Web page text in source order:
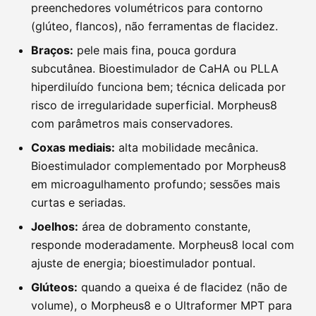
preenchedores volumétricos para contorno
(glúteo, flancos), não ferramentas de flacidez.
Braços: pele mais fina, pouca gordura
subcutânea. Bioestimulador de CaHA ou PLLA
hiperdiluído funciona bem; técnica delicada por
risco de irregularidade superficial. Morpheus8
com parâmetros mais conservadores.
Coxas mediais: alta mobilidade mecânica.
Bioestimulador complementado por Morpheus8
em microagulhamento profundo; sessões mais
curtas e seriadas.
Joelhos: área de dobramento constante,
responde moderadamente. Morpheus8 local com
ajuste de energia; bioestimulador pontual.
Glúteos: quando a queixa é de flacidez (não de
volume), o Morpheus8 e o Ultraformer MPT para